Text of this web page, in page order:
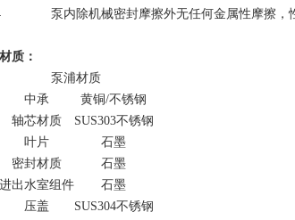
泵内除机械密封摩擦外无任何金属性摩擦，
质：
泵浦材质
中承
黄铜/不锈钢
轴芯材质
SUS303不锈钢
叶片
石墨
密封材质
石墨
出水室组件
石墨
压盖
SUS304不锈钢